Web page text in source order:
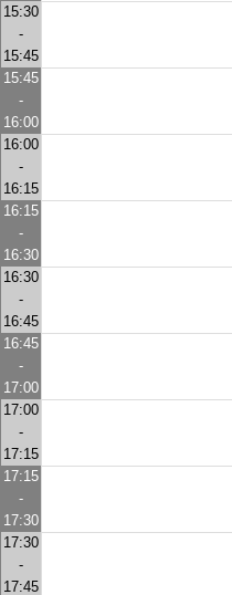
15:30
-
15:45
15:45
-
16:00
16:00
-
16:15
16:15
-
16:30
16:30
-
16:45
16:45
-
17:00
17:00
-
17:15
17:15
-
17:30
17:30
-
17:45